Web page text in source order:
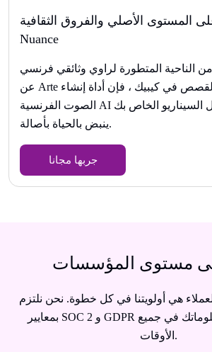
المستوى الأصلي والفروق الثقافية
Nuance
الناحية المتطورة لراوي وثائقي فرنسي
عن Arte أو سحر راوي القصص في كيبيك ، فإن أداة إنشاء
الصوت الفرنسية AI الخاصة بنا تجعل السيناريو الخاص بك
ينبض بالحياة بأصالة.
جربها مجانا
مستوى المؤسسات
هي أولويتنا في كل خطوة. نحن نلتزم
بمعايير SOC 2 و GDPR ونضمن حماية معلوماتك في جميع
الأوقات.